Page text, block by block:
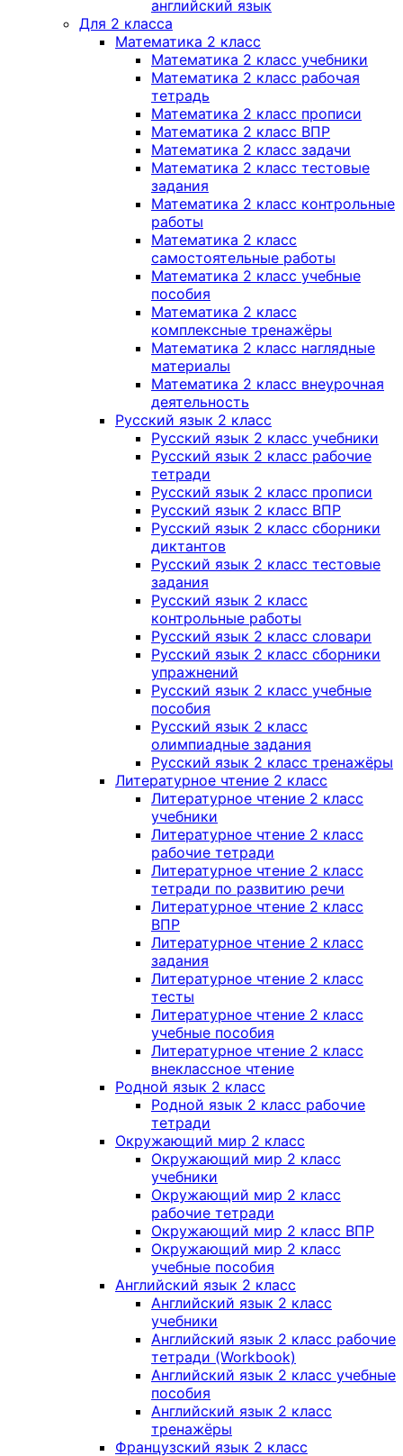
английский язык
Для 2 класса
Математика 2 класс
Математика 2 класс учебники
Математика 2 класс рабочая
тетрадь
Математика 2 класс прописи
Математика 2 класс ВПР
Математика 2 класс задачи
Математика 2 класс тестовые
задания
Математика 2 класс контрольные
работы
Математика 2 класс
самостоятельные работы
Математика 2 класс учебные
пособия
Математика 2 класс
комплексные тренажёры
Математика 2 класс наглядные
материалы
Математика 2 класс внеурочная
деятельность
Русский язык 2 класс
Русский язык 2 класс учебники
Русский язык 2 класс рабочие
тетради
Русский язык 2 класс прописи
Русский язык 2 класс ВПР
Русский язык 2 класс сборники
диктантов
Русский язык 2 класс тестовые
задания
Русский язык 2 класс
контрольные работы
Русский язык 2 класс словари
Русский язык 2 класс сборники
упражнений
Русский язык 2 класс учебные
пособия
Русский язык 2 класс
олимпиадные задания
Русский язык 2 класс тренажёры
Литературное чтение 2 класс
Литературное чтение 2 класс
учебники
Литературное чтение 2 класс
рабочие тетради
Литературное чтение 2 класс
тетради по развитию речи
Литературное чтение 2 класс
ВПР
Литературное чтение 2 класс
задания
Литературное чтение 2 класс
тесты
Литературное чтение 2 класс
учебные пособия
Литературное чтение 2 класс
внеклассное чтение
Родной язык 2 класс
Родной язык 2 класс рабочие
тетради
Окружающий мир 2 класс
Окружающий мир 2 класс
учебники
Окружающий мир 2 класс
рабочие тетради
Окружающий мир 2 класс ВПР
Окружающий мир 2 класс
учебные пособия
Английский язык 2 класс
Английский язык 2 класс
учебники
Английский язык 2 класс рабочие
тетради (Workbook)
Английский язык 2 класс учебные
пособия
Английский язык 2 класс
тренажёры
Французский язык 2 класс